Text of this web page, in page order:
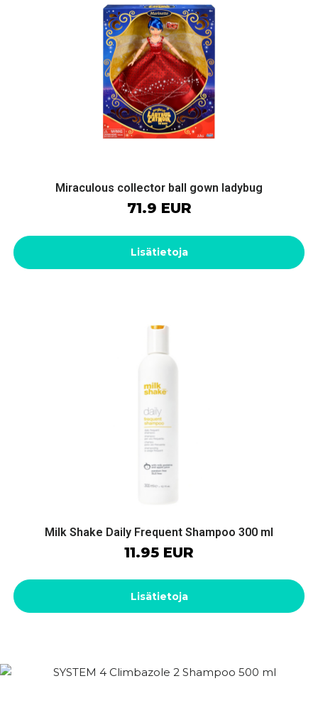
Miraculous collector ball gown ladybug
71.9 EUR
Lisätietoja
Milk Shake Daily Frequent Shampoo 300 ml
11.95 EUR
Lisätietoja